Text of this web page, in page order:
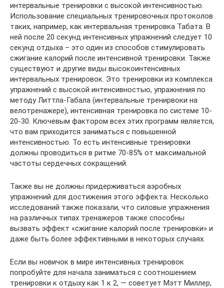
интервальные тренировки с высокой интенсивностью.
Использование специальных тренировочных протоколов
таких, например, как интервальная тренировка Табата. В
ней после 20 секунд интенсивных упражнений следует 10
секунд отдыха – это один из способов стимулировать
сжигание калорий после интенсивной тренировки. Также
существуют и другие виды высокоинтенсивных
интервальных тренировок. Это тренировки из комплекса
упражнений с высокой интенсивностью, упражнения по
методу Литтла-Габала (интервальные тренирвоки на
велотренажере), интенсивная тренировка по системе 10-
20-30. Ключевым фактором всех этих программ является,
что вам приходится заниматься с повышенной
интенсивностью. То есть интенсивные тренировки
должны проводиться в ритме 70-85% от максимальной
частоты сердечных сокращений.
Также вы не должны придерживаться аэробных
упражнений для достижения этого эффекта. Несколько
исследований также показали, что силовые упражнения
на различных типах тренажеров также способны
вызвать эффект «сжигание калорий после тренировки» и
даже быть более эффективными в некоторых случаях.
Если вы новичок в мире интенсивных тренировок
попробуйте для начала заниматься с соотношением
тренировки к отдыху как 1 к 2, — советует Мэтт Миллер,